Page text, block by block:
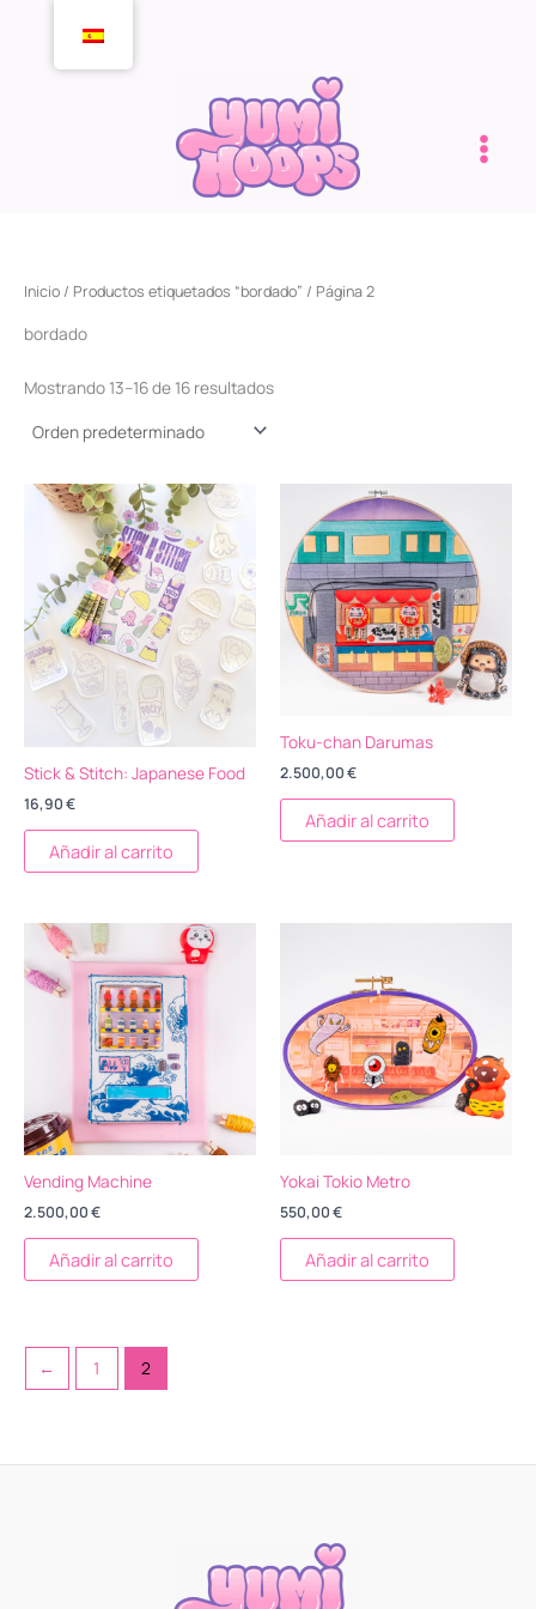
contenido
Inicio / Productos etiquetados “bordado” / Página 2
bordado
Mostrando 13–16 de 16 resultados
Stick & Stitch: Japanese Food
16,90€
Añadir al carrito
Toku-chan Darumas
2.500,00€
Añadir al carrito
Vending Machine
2.500,00€
Añadir al carrito
Yokai Tokio Metro
550,00€
Añadir al carrito
← 1 2